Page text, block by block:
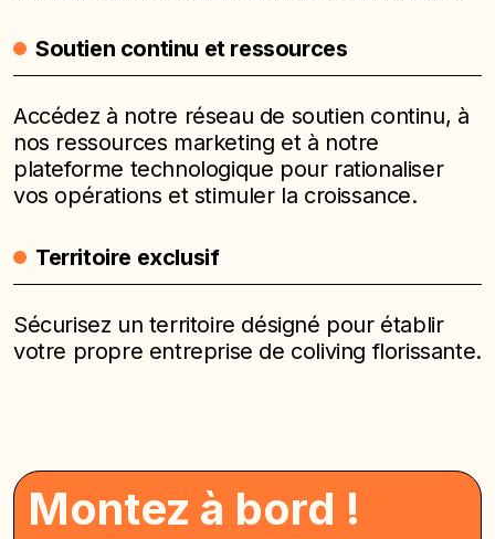
Soutien continu et ressources
Accédez à notre réseau de soutien continu, à
nos ressources marketing et à notre
plateforme technologique pour rationaliser
vos opérations et stimuler la croissance.
Territoire exclusif
Sécurisez un territoire désigné pour établir
votre propre entreprise de coliving florissante.
Montez à bord !